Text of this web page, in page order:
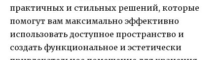
практичных и стильных решений, которые
помогут вам максимально эффективно
использовать доступное пространство и
создать функциональное и эстетически